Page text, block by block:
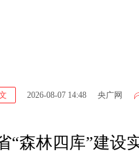
2026-08-07 14:48 央广网
“森林四库”建设